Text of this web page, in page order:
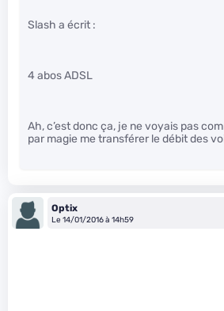
Slash a écrit :
4 abos ADSL
Ah, c’est donc ça, je ne voyais pas
par magie me transférer le débit des
Optix
Le 14/01/2016 à 14h59